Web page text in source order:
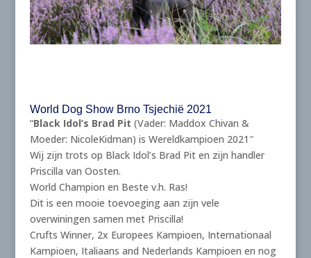
World Dog Show Brno Tsjechië 2021
“Black Idol’s Brad Pit (Vader: Maddox Chivan &
Moeder: NicoleKidman) is Wereldkampioen 2021″
Wij zijn trots op Black Idol’s Brad Pit en zijn handler
Priscilla van Oosten.
World Champion en Beste v.h. Ras!
Dit is een mooie toevoeging aan zijn vele
overwiningen samen met Priscilla!
Crufts Winner, 2x Europees Kampioen, Internationaal
Kampioen, Italiaans and Nederlands Kampioen en nog